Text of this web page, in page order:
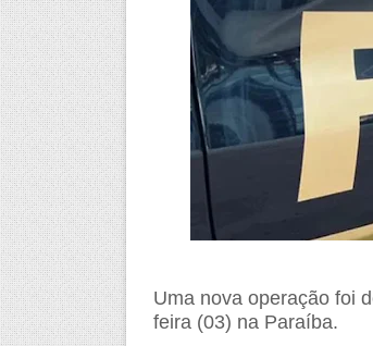
Uma nova operação foi
feira (03) na Paraíba.